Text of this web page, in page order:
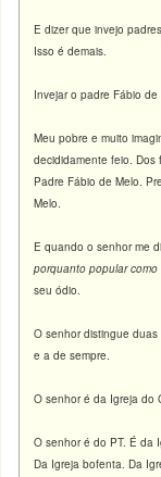
E dizer que invejo
Isso é demais.
Invejar o padre Fábio
Meu pobre e muito
decididamente feio. Dos
Padre Fábio de Melo.
Melo.
E quando o senhor me
porquanto popular
seu ódio.
O senhor distingue
e a de sempre.
O senhor é da Igreja do
O senhor é do PT. É da
Da Igreja bofenta. Da